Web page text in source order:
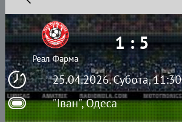
25.04.2026. Субота, 11:30
"Іван", Одеса
Реал Фарма
1 : 5